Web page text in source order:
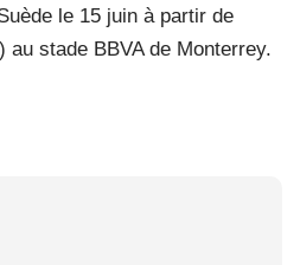
le 15 juin à partir de
au stade BBVA de Monterrey.